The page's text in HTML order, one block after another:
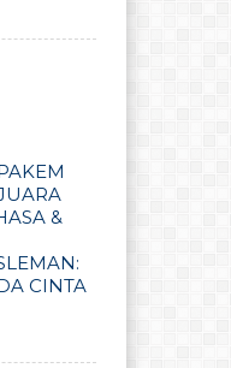
&
CINTA